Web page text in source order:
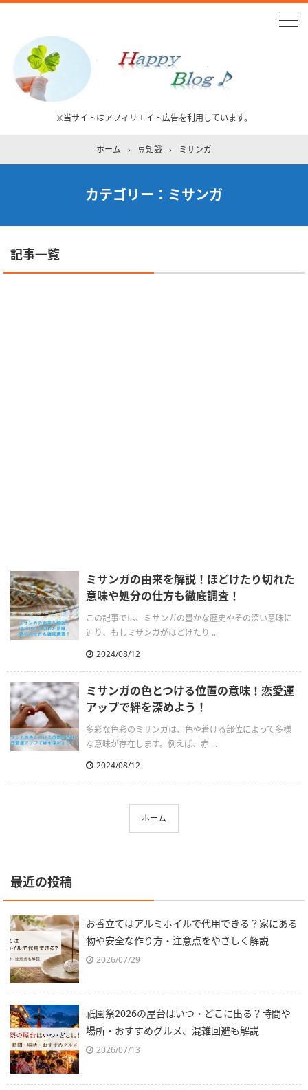
※当サイトはアフィリエイト広告を利用しています。
ホーム › 豆知識 › ミサンガ
カテゴリー：ミサンガ
記事一覧
ミサンガの由来を解説！ほどけたり切れた
意味や処分の仕方も徹底調査！
この記事では、ミサンガの豊かな歴史やその深い意味に
迫り、もしミサンガがほどけたり ...
2024/08/12
ミサンガの色とつける位置の意味！恋愛運
アップで絆を深めよう！
多彩な色彩のミサンガは、色や着ける部位によって多様
な意味が存在します。例えば、赤 ...
2024/08/12
ホーム
最近の投稿
お香立てはアルミホイルで代用できる？家にある
物や安全な作り方・注意点をやさしく解説
2026/07/29
祇園祭2026の屋台はいつ・どこに出る？時間や
場所・おすすめグルメ、混雑回避も解説
2026/07/13